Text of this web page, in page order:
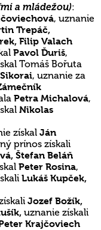
a mládežou):
, uznanie
Trepáč,
Filip Valach
Pavol Ďuriš,
Tomáš Bořuta
, uznanie za
Petra Michalová,
Nikolas
získal Ján
prínos získali
Štefan Beláň
Peter Rosina,
Lukáš Kupček,
Jozef Božík,
uznanie získali
Krajčoviech